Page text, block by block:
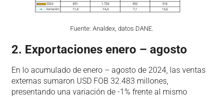
Fuente: Analdex, datos DANE.
2. Exportaciones enero – agosto
En lo acumulado de enero – agosto de 2024, las ventas
externas sumaron USD FOB 32.483 millones,
presentando una variación de -1% frente al mismo